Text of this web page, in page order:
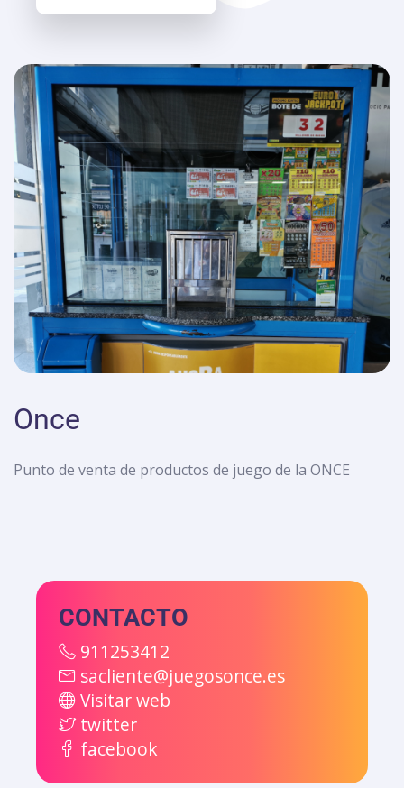
Once
Punto de venta de productos de juego de la ONCE
CONTACTO
911253412
sacliente@juegosonce.es
Visitar web
twitter
facebook